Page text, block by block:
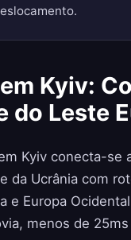
Kyiv:
do Leste
Kyiv conecta-se
da Ucrânia com
e Europa
menos de